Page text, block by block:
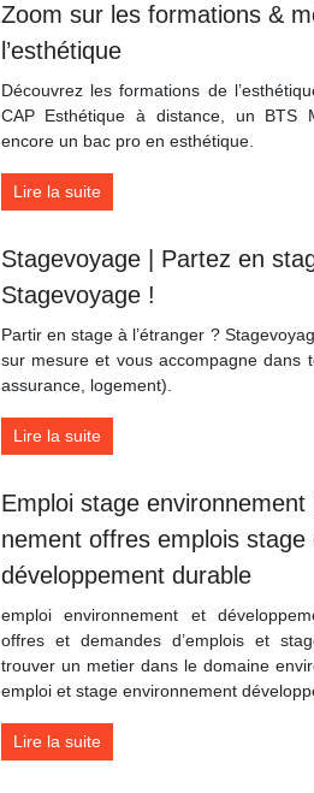
Zoom sur les formations &
l’esthétique
Découvrez les formations de
CAP Esthétique à distance, un BTS
encore un bac pro en esthétique.
Lire la suite
Stagevoyage | Partez en
Stagevoyage !
Partir en stage à l’étranger ?
sur mesure et vous accompagne dans
assurance, logement).
Lire la suite
Emploi stage
ne­ment offres emplois stage
dévelop­pe­ment durable
emploi environnement et
offres et demandes d’emplois et
trouver un metier dans le domaine
emploi et stage environnement
Lire la suite